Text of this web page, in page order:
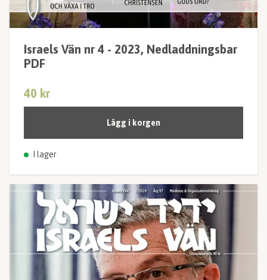
Israels Vän nr 4 - 2023, Nedladdningsbar
PDF
40 kr
Lägg i korgen
I lager